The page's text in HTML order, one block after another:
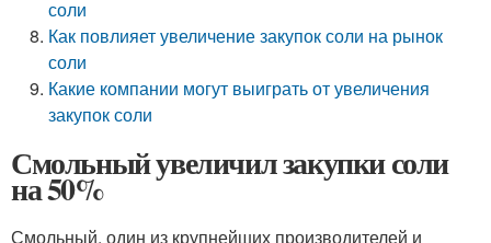
соли
Как повлияет увеличение закупок соли на рынок
соли
Какие компании могут выиграть от увеличения
закупок соли
Смольный увеличил закупки соли
на 50%
Смольный, один из крупнейших производителей и